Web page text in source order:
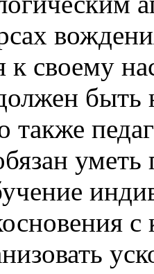
к своему
быть
также